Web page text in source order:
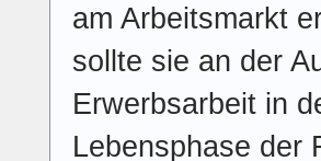
am Arbeitsmarkt
sollte sie an der
Erwerbsarbeit in
Lebensphase der